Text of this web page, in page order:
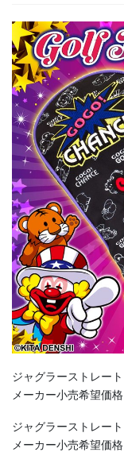
ジャグラーストレー
メーカー小売希望価
ジャグラーストレー
メーカー小売希望価